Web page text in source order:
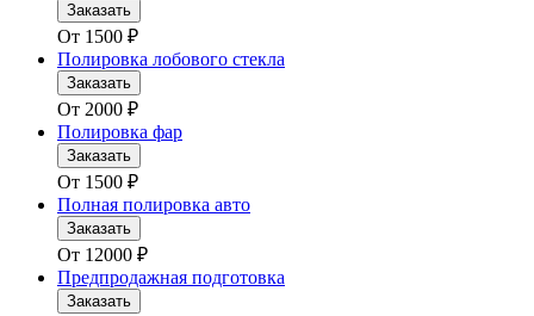
Заказать
От 1500 ₽
Полировка лобового стекла
Заказать
От 2000 ₽
Полировка фар
Заказать
От 1500 ₽
Полная полировка авто
Заказать
От 12000 ₽
Предпродажная подготовка
Заказать